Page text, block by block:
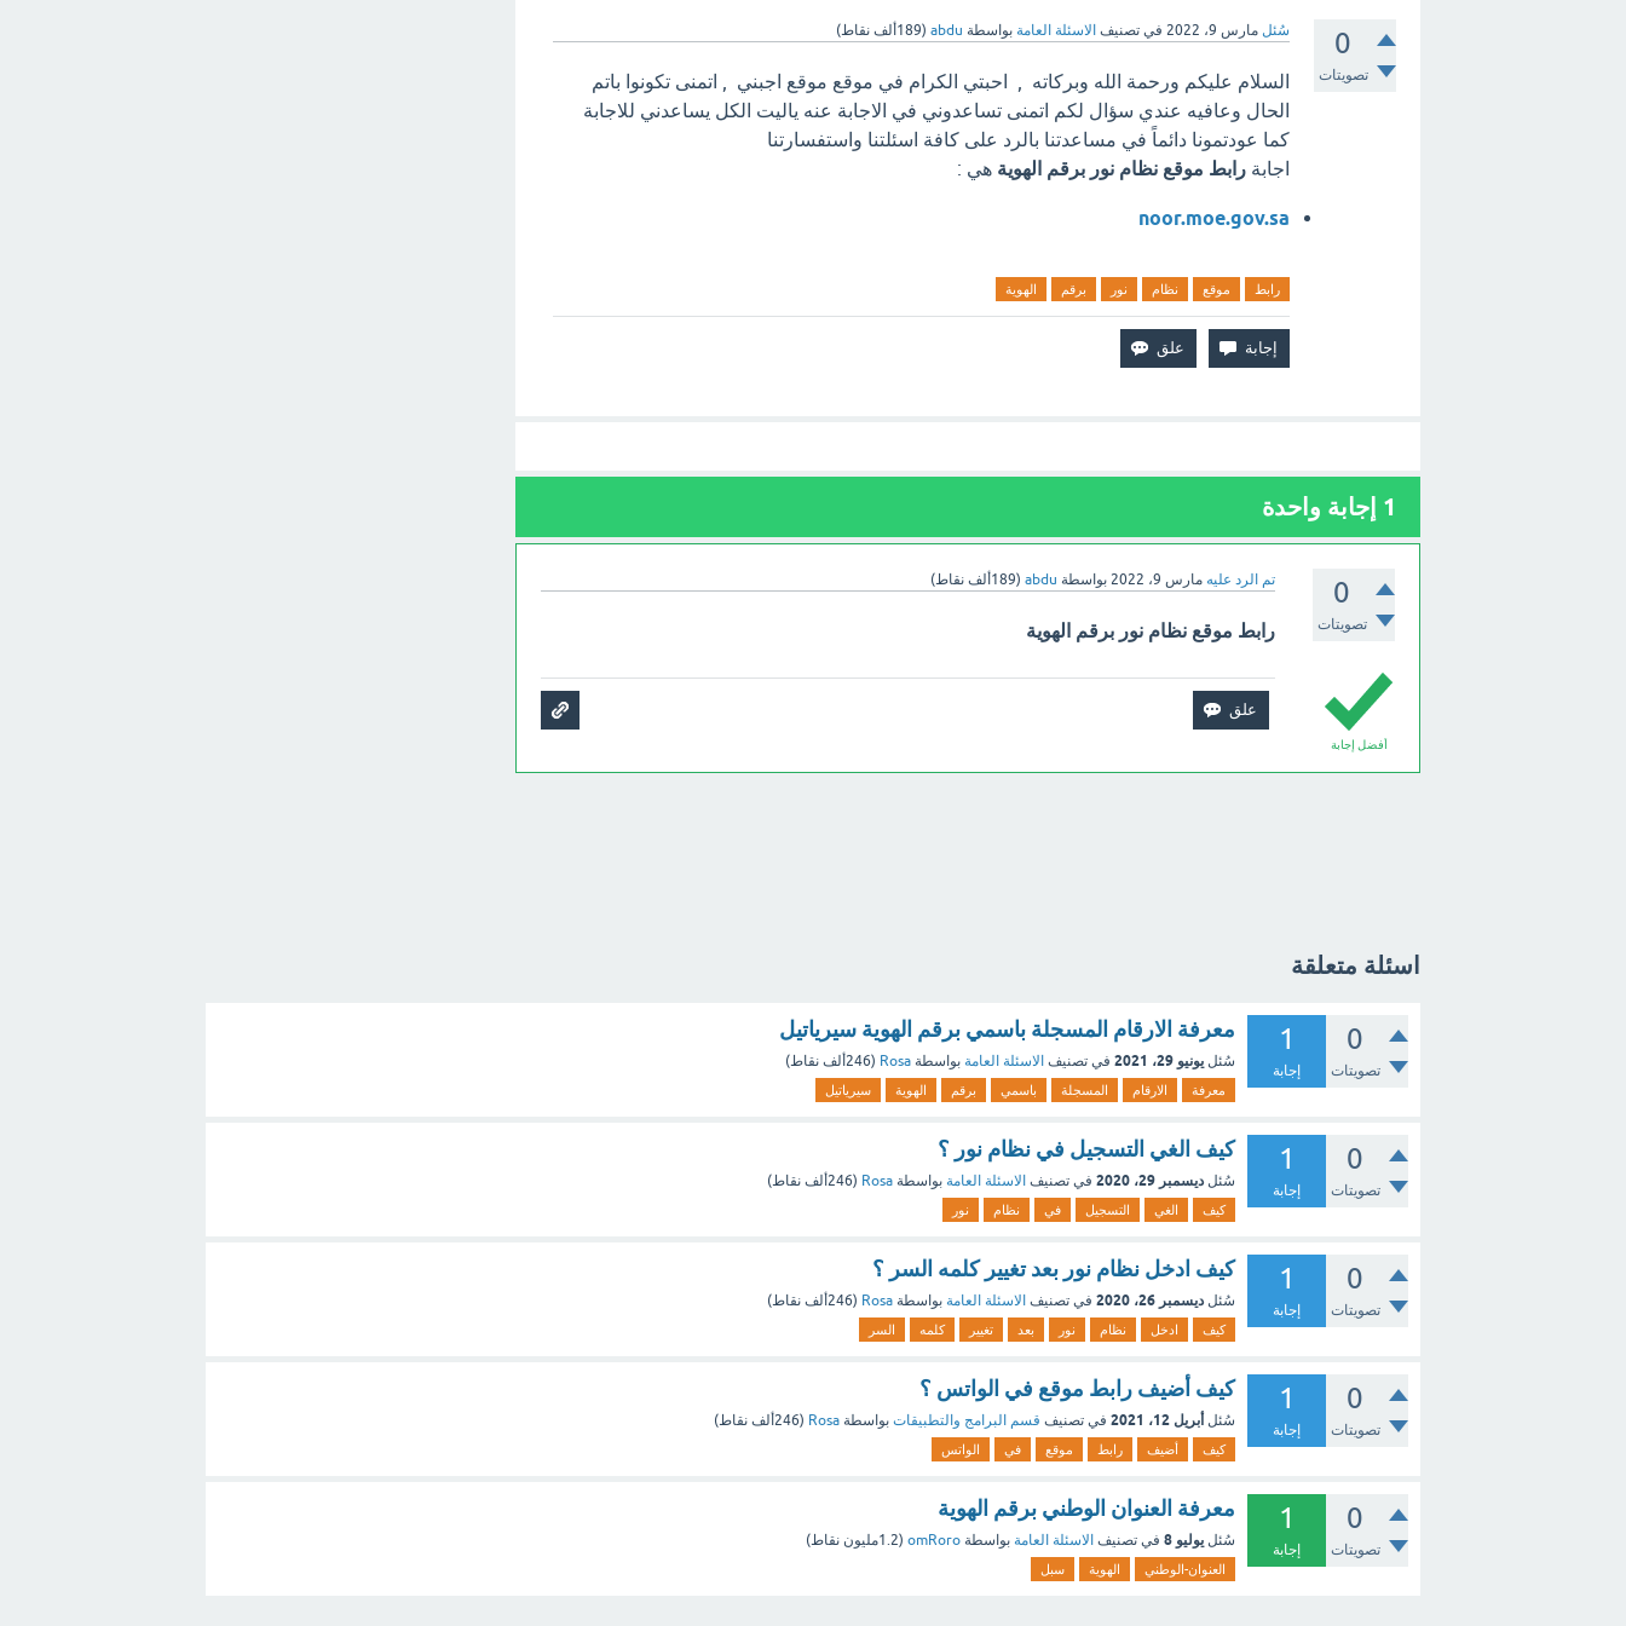
0
تصويتات
سُئل مارس 9، 2022 في تصنيف الاسئلة العامة بواسطة abdu
(189ألف نقاط)
السلام عليكم ورحمة الله وبركاته , احبتي الكرام في موقع موقع اجبني , اتمنى تكونوا باتم
الحال وعافيه عندي سؤال لكم اتمنى تساعدوني في الاجابة عنه ياليت الكل يساعدني للاجابة
كما عودتمونا دائماً في مساعدتنا بالرد على كافة اسئلتنا واستفسارتنا
اجابة رابط موقع نظام نور برقم الهوية هي :
noor.moe.gov.sa
رابط موقع نظام نور برقم الهوية
1 إجابة واحدة
0
تصويتات
تم الرد عليه مارس 9، 2022 بواسطة abdu
(189ألف نقاط)
أفضل إجابة
رابط موقع نظام نور برقم الهوية
اسئلة متعلقة
0
تصويتات
1
إجابة
معرفة الارقام المسجلة باسمي برقم الهوية سيرياتيل
سُئل يونيو 29، 2021 في تصنيف الاسئلة العامة بواسطة Rosa
(246ألف نقاط)
معرفة الارقام المسجلة باسمي برقم الهوية سيرياتيل
0
تصويتات
1
إجابة
كيف الغي التسجيل في نظام نور ؟
سُئل ديسمبر 29، 2020 في تصنيف الاسئلة العامة بواسطة Rosa
(246ألف نقاط)
كيف الغي التسجيل في نظام نور
0
تصويتات
1
إجابة
كيف ادخل نظام نور بعد تغيير كلمه السر ؟
سُئل ديسمبر 26، 2020 في تصنيف الاسئلة العامة بواسطة Rosa
(246ألف نقاط)
كيف ادخل نظام نور بعد تغيير كلمه السر
0
تصويتات
1
إجابة
كيف أضيف رابط موقع في الواتس ؟
سُئل أبريل 12، 2021 في تصنيف قسم البرامج والتطبيقات بواسطة Rosa
(246ألف نقاط)
كيف أضيف رابط موقع في الواتس
0
تصويتات
1
إجابة
معرفة العنوان الوطني برقم الهوية
سُئل يوليو 8 في تصنيف الاسئلة العامة بواسطة omRoro
(1.2مليون نقاط)
العنوان-الوطني الهوية سبل